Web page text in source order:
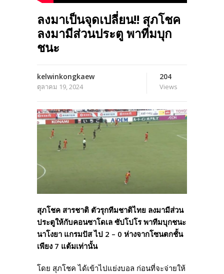
ลงมาเป็นจุดเปลี่ยน!! สุภโชค
ลงมามีส่วนประตู พาทีมบุก
ชนะ
kelwinkongkaew
ตุลาคม 19, 2024
204
Views
สุภโชค สารชาติ ตัวรุกทีมชาติไทย ลงมามีส่วน
ประตูให้กับคอนซาโดเล ซัปโปโร พาทีมบุกชนะ
นาโงยา แกรมปัส ไป 2 – 0 ห่างจากโซนตกชั้น
เพียง 7 แต้มเท่านั้น
โดย สุภโชค ได้เข้าไปแย่งบอล ก่อนที่จะจ่ายให้